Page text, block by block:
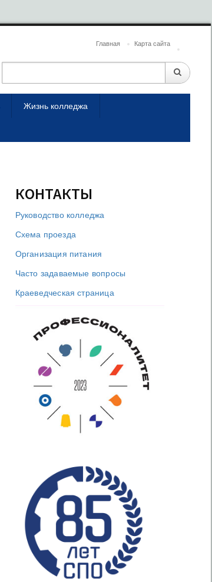
Главная Карта сайта
Жизнь колледжа
КОНТАКТЫ
Руководство колледжа
Схема проезда
Организация питания
Часто задаваемые вопросы
Краеведческая страница